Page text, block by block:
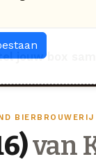
jouw box
BIERBROUWERIJ
van